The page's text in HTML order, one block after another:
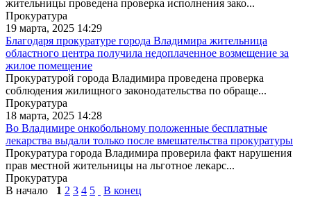
жительницы проведена проверка исполнения зако...
Прокуратура
19 марта, 2025 14:29
Благодаря прокуратуре города Владимира жительница
областного центра получила недоплаченное возмещение за
жилое помещение
Прокуратурой города Владимира проведена проверка
соблюдения жилищного законодательства по обраще...
Прокуратура
18 марта, 2025 14:28
Во Владимире онкобольному положенные бесплатные
лекарства выдали только после вмешательства прокуратуры
Прокуратура города Владимира проверила факт нарушения
прав местной жительницы на льготное лекарс...
Прокуратура
В начало
1 2 3 4 5 В конец